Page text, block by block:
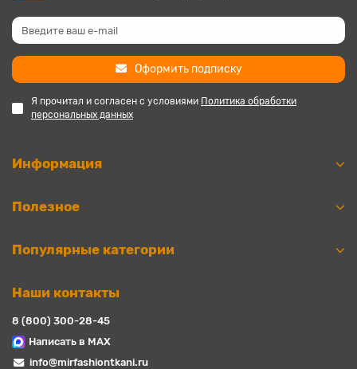
Оформить подписку
Я прочитал и согласен с условиями Политика обработки
персональных данных
Информация
Полезное
Популярные категории
Наши контакты
8 (800) 300-28-45
Написать в MAX
info@mirfashiontkani.ru